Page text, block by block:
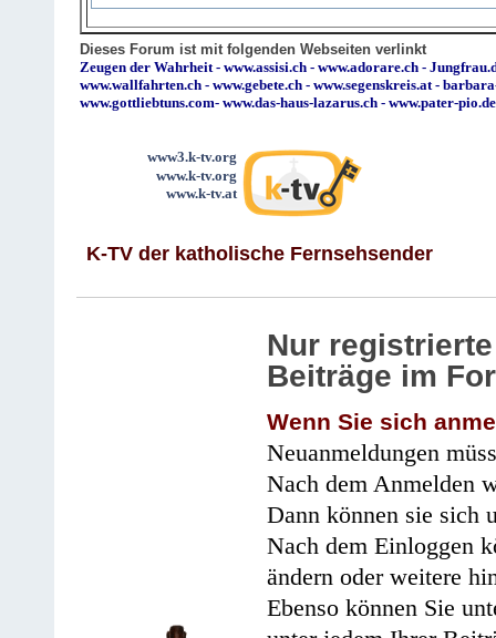
Dieses Forum ist mit folgenden Webseiten verlinkt
Zeugen der Wahrheit - www.assisi.ch - www.adorare.ch -
www.wallfahrten.ch - www.gebete.ch - www.segenskreis.at -
www.gottliebtuns.com- www.das-haus-lazarus.ch - www.pater-pio.de
www3.k-tv.org
www.k-tv.org
www.k-tv.at
K-TV der katholische Fernsehsender
Nur
Beiträge im
Wenn Sie sich
Neuanmeldungen
Nach dem Anmelden
Dann können sie sich
Nach dem Einloggen
ändern oder weitere
Ebenso können Sie